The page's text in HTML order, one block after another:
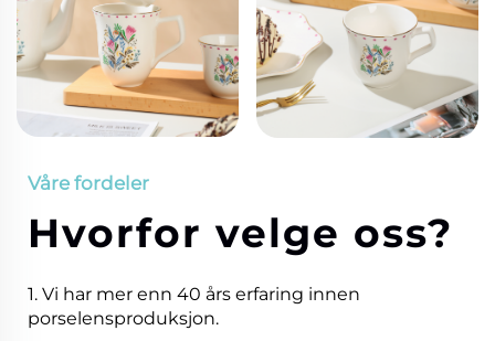
Våre fordeler
Hvorfor velge oss?
1. Vi har mer enn 40 års erfaring innen
porselensproduksjon.